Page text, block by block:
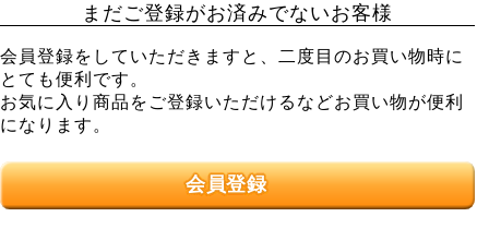
まだご登録がお済みでないお客様
会員登録をしていただきますと、二度目のお買い物時に
とても便利です。
お気に入り商品をご登録いただけるなどお買い物が便利
になります。
会員登録